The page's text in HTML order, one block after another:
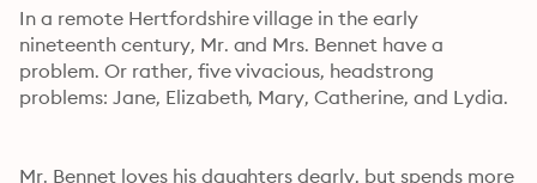
In a remote Hertfordshire village in the early
nineteenth century, Mr. and Mrs. Bennet have a
problem. Or rather, five vivacious, headstrong
problems: Jane, Elizabeth, Mary, Catherine, and Lydia.
Mr. Bennet loves his daughters dearly, but spends more